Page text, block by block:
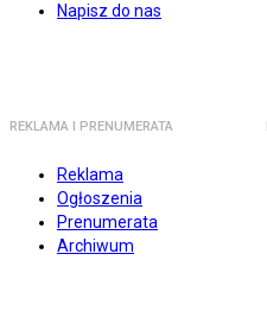
Napisz do nas
REKLAMA I PRENUMERATA
Reklama
Ogłoszenia
Prenumerata
Archiwum